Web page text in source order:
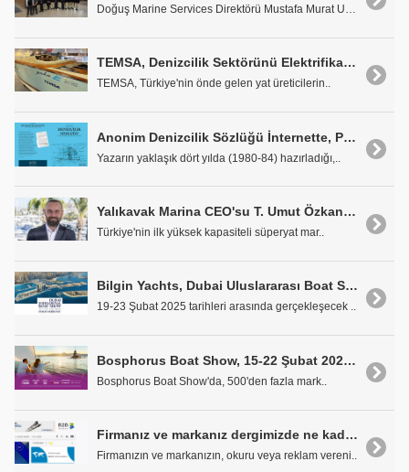
Doğuş Marine Services Direktörü Mustafa Murat Ulue..
TEMSA, Denizcilik Sektörünü Elektrifikasyonla Dönüştürüyor
TEMSA, Türkiye'nin önde gelen yat üreticilerin..
Anonim Denizcilik Sözlüğü İnternette, PDF olarak İndirebilirsiniz
Yazarın yaklaşık dört yılda (1980-84) hazırladığı,..
Yalıkavak Marina CEO'su T. Umut Özkan Oldu
Türkiye'nin ilk yüksek kapasiteli süperyat mar..
Bilgin Yachts, Dubai Uluslararası Boat Show'a Katılıyor
19-23 Şubat 2025 tarihleri arasında gerçekleşecek ..
Bosphorus Boat Show, 15-22 Şubat 2025 Tarihlerinde İstanbul Fuar Merkezi'nde
Bosphorus Boat Show'da, 500'den fazla mark..
Firmanız ve markanız dergimizde ne kadar yer almış?
Firmanızın ve markanızın, okuru veya reklam vereni..